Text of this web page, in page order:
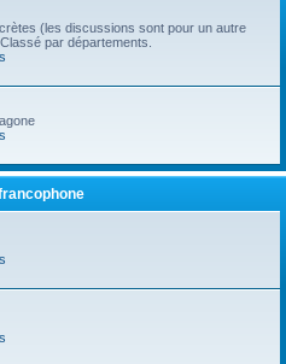
(les discussions sont pour un autre
par départements.